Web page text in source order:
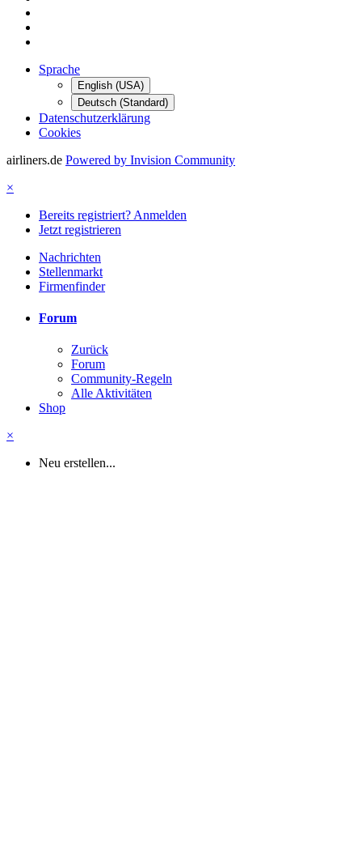
Sprache
English (USA)
Deutsch (Standard)
Datenschutzerklärung
Cookies
airliners.de Powered by Invision Community
×
Bereits registriert? Anmelden
Jetzt registrieren
Nachrichten
Stellenmarkt
Firmenfinder
Forum
Zurück
Forum
Community-Regeln
Alle Aktivitäten
Shop
×
Neu erstellen...